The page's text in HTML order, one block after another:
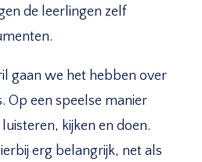
de leerlingen zelf
gaan we het hebben over
Op een speelse manier
kijken en doen.
erg belangrijk, net als